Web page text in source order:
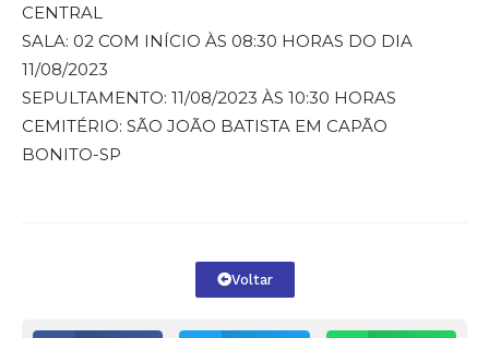
CENTRAL
SALA: 02 COM INÍCIO ÀS 08:30 HORAS DO DIA
11/08/2023
SEPULTAMENTO: 11/08/2023 ÀS 10:30 HORAS
CEMITÉRIO: SÃO JOÃO BATISTA EM CAPÃO
BONITO-SP
Voltar